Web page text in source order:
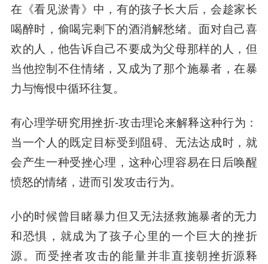
在《看见淤青》中，有的孩子长大后，会趁家长
喝醉时，偷喝完剩下的酒消解愁绪。面对自己喜
欢的人，他告诉自己不要成为父母那样的人，但
当他控制不住情绪，又成为了那个施暴者，在暴
力与悔恨中循环往复。
有心理学研究用挫折-攻击理论来解释这种行为：
当一个人的既定目标受到阻碍、无法达成时，就
会产生一种受挫心理，这种心理容易在日后唤醒
愤怒的情绪，进而引发攻击行为。
小的时候曾目睹暴力但又无法拯救施暴者的无力
和恐惧，就成为了孩子心里的一个巨大的挫折
源。而受挫者攻击的能量并非直接朝挫折源释